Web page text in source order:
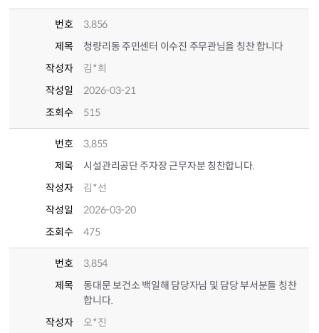
번호
3,856
제목
청량리동 주민센터 이수진 주무관님을 칭찬 합니다
작성자
김*희
작성일
2026-03-21
조회수
515
번호
3,855
제목
시설관리공단 주자장 근무자분 칭찬합니다.
작성자
김*선
작성일
2026-03-20
조회수
475
번호
3,854
제목
동대문 보건소 백일해 담당자님 및 담당 부서분들 칭찬
합니다.
작성자
오*진